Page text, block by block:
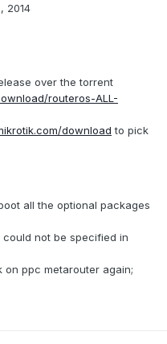
2014
over the torrent
routeros-ALL-
download to pick
all the optional packages
not be specified in
ppc metarouter again;